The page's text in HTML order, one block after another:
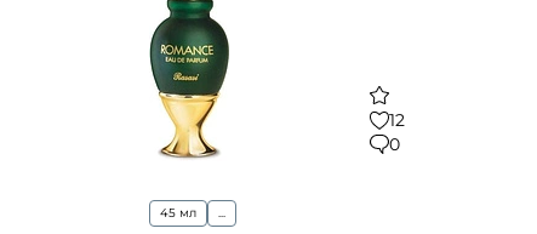
12
0
45 мл ...